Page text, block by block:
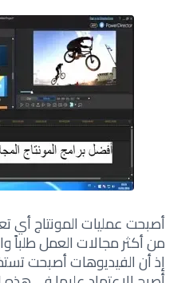
أصبحت عمليات المونتاج أي
من أكثر مجالات العمل طلباً
إذ أن الفيديوهات أصبحت